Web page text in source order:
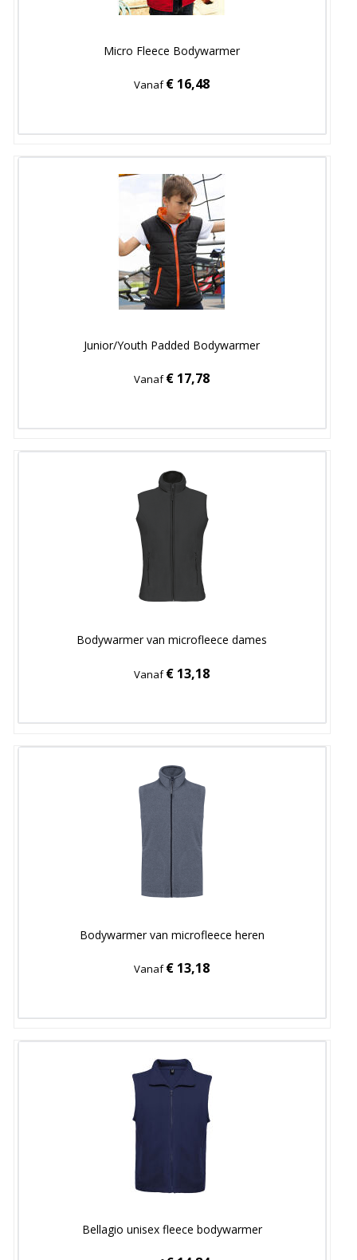
Micro Fleece Bodywarmer
Vanaf€ 16,48
Junior/Youth Padded Bodywarmer
Vanaf€ 17,78
Bodywarmer van microfleece dames
Vanaf€ 13,18
Bodywarmer van microfleece heren
Vanaf€ 13,18
Bellagio unisex fleece bodywarmer